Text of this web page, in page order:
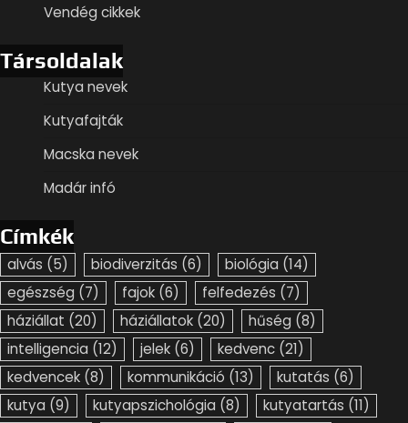
Vendég cikkek
Társoldalak
Kutya nevek
Kutyafajták
Macska nevek
Madár infó
Címkék
alvás (5) biodiverzitás (6) biológia (14)
egészség (7) fajok (6) felfedezés (7)
háziállat (20) háziállatok (20) hűség (8)
intelligencia (12) jelek (6) kedvenc (21)
kedvencek (8) kommunikáció (13) kutatás (6)
kutya (9) kutyapszichológia (8) kutyatartás (11)